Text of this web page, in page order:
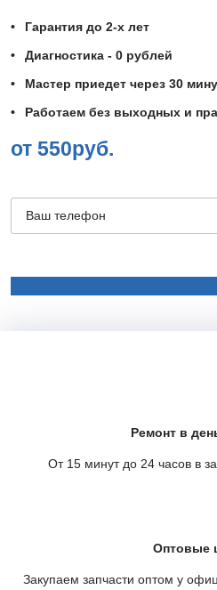
Гарантия до 2-х лет
Диагностика - 0 рублей
Мастер приедет через 30
Работаем без выходных и
от 550руб.
Ремонт в
От 15 минут до 24 часов в
Оптовые
Закупаем запчасти оптом у